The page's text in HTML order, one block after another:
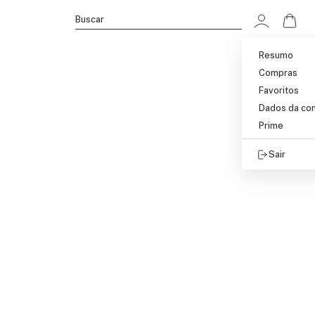
Buscar
Resumo
Compras
Favoritos
Dados da
Prime
Sair
Ir